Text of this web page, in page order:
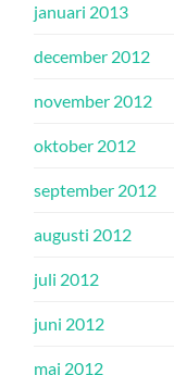
januari 2013
december 2012
november 2012
oktober 2012
september 2012
augusti 2012
juli 2012
juni 2012
maj 2012